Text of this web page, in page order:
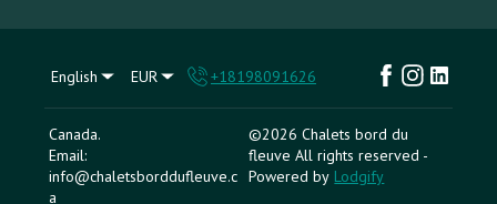
English EUR +18198091626
Canada.
Email:
info@chaletsborddufleuve.c
a
©2026 Chalets bord du
fleuve All rights reserved -
Powered by Lodgify